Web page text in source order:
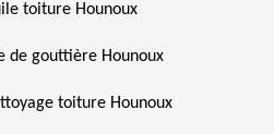
toiture Hounoux
de gouttière Hounoux
toiture Hounoux